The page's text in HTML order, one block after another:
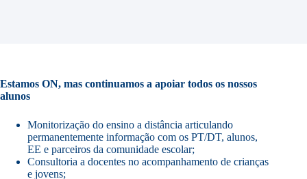
Estamos ON, mas continuamos a apoiar todos os nossos
alunos
Monitorização do ensino a distância articulando
permanentemente informação com os PT/DT, alunos,
EE e parceiros da comunidade escolar;
Consultoria a docentes no acompanhamento de crianças
e jovens;